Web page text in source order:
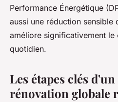
Performance Énergétique
aussi une réduction sensible
améliore significativement
quotidien.
Les étapes clés
rénovation globale